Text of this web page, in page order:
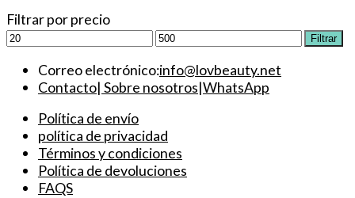
la
página
producto
Filtrar por precio
Precio
Precio
Filtrar
Correo electrónico:info@lovbeauty.net
Contacto| Sobre nosotros|WhatsApp
Política de envío
política de privacidad
Términos y condiciones
Política de devoluciones
FAQS